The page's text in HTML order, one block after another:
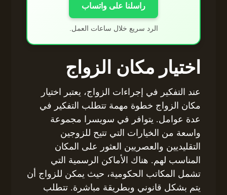
راسلنا على واتساب
الرد سريع خلال ساعات العمل.
اختيار مكان الزواج
عند التفكير في إجراءات الزواج، يعتبر اختيار
مكان الزواج خطوة مهمة تتطلب التفكير في
عدة عوامل. يتوافر في سويسرا مجموعة
واسعة من الخيارات التي تتيح للزوجين
التقليديين والعصريين العثور على المكان
المناسب لهم. هناك الأماكن الرسمية التي
تشمل المكاتب الحكومية، حيث يمكن للزواج أن
يتم بشكل قانوني وبطريقة مباشرة. تتطلب